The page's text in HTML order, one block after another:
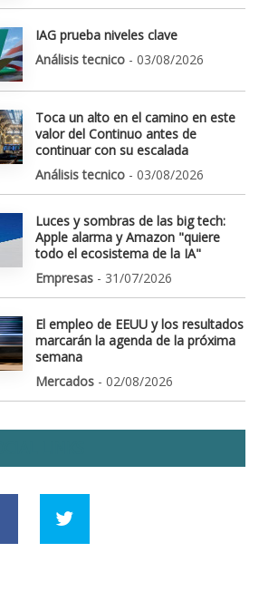
IAG prueba niveles clave
Análisis tecnico - 03/08/2026
Toca un alto en el camino en este
valor del Continuo antes de
continuar con su escalada
Análisis tecnico - 03/08/2026
Luces y sombras de las big tech:
Apple alarma y Amazon "quiere
todo el ecosistema de la IA"
Empresas - 31/07/2026
El empleo de EEUU y los resultados
marcarán la agenda de la próxima
semana
Mercados - 02/08/2026